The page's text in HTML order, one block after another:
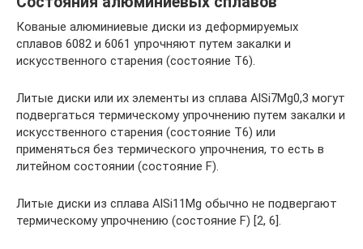
Кованые алюминиевые диски из деформируемых
сплавов 6082 и 6061 упрочняют путем закалки и
искусственного старения (состояние Т6).
Литые диски или их элементы из сплава AlSi7Mg0,3 могут
подвергаться термическому упрочнению путем закалки и
искусственного старения (состояние Т6) или
применяться без термического упрочнения, то есть в
литейном состоянии (состояние F).
Литые диски из сплава AlSi11Mg обычно не подвергают
термическому упрочнению (состояние F) [2, 6].